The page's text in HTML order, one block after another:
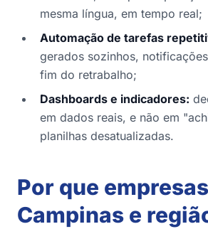
mesma língua, em tempo real;
Automação de tarefas
gerados sozinhos,
fim do retrabalho;
Dashboards e indicadores:
em dados reais, e não em
planilhas desatualizadas.
Por que
Campinas e